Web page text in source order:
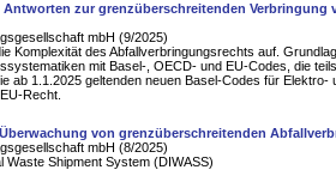
Antworten zur grenzüberschreitenden Verbringung
mbH (9/2025)
Komplexität des Abfallverbringungsrechts auf.
mit Basel-, OECD- und EU-Codes, die
ab 1.1.2025 geltenden neuen Basel-Codes für Elektro-
Recht.
von grenzüberschreitenden
mbH (8/2025)
Waste Shipment System (DIWASS)